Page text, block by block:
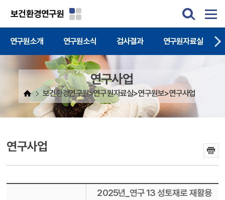
보건환경연구원
연구원소개 연구원소식 검사결과 연구원자료실
연구사업
보건환경연구원>연구원자료실>연구원보>연구사업
연구사업
2025년_연구 13 성토재로 재활용